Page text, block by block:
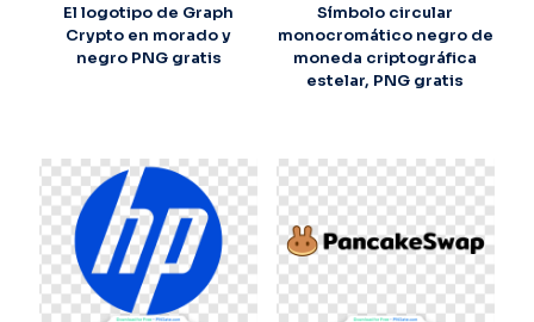
El logotipo de Graph
Crypto en morado y
negro PNG gratis
Símbolo circular
monocromático negro de
moneda criptográfica
estelar, PNG gratis